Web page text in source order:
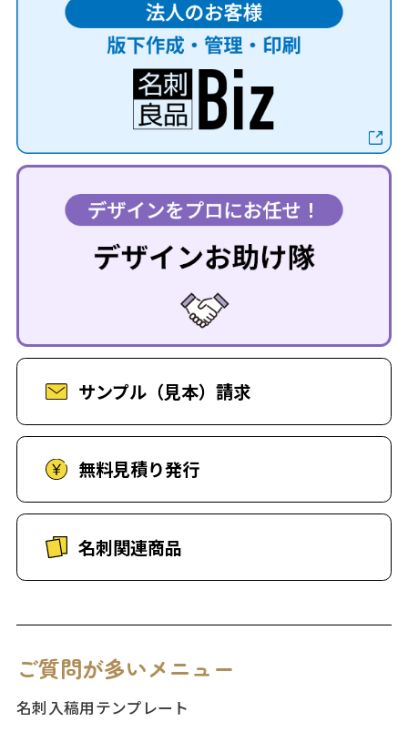
サンプル（見本）請求
無料見積り発行
名刺関連商品
ご質問が多いメニュー
名刺入稿用テンプレート